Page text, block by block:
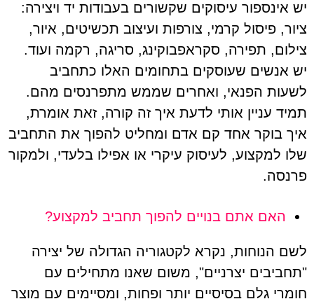
יש אינספור עיסוקים שקשורים בעבודות יד ויצירה:
ציור, פיסול קרמי, צורפות ועיצוב תכשיטים, איור,
צילום, תפירה, סקראפבוקינג, סריגה, רקמה ועוד.
יש אנשים שעוסקים בתחומים האלו כתחביב
לשעות הפנאי, ואחרים שממש מתפרנסים מהם.
תמיד עניין אותי לדעת איך זה קורה, זאת אומרת,
איך בוקר אחד קם אדם ומחליט להפוך את התחביב
שלו למקצוע, לעיסוק עיקרי או אפילו בלעדי, ולמקור
פרנסה.
האם אתם בנויים להפוך תחביב למקצוע?
לשם הנוחות, נקרא לקטגוריה הגדולה של יצירה
"תחביבים יצרניים", משום שאנו מתחילים עם
חומרי גלם בסיסיים יותר ופחות, ומסיימים עם מוצר